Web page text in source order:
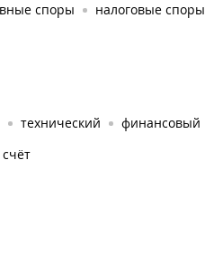
споры налоговые споры
технический
финансовый